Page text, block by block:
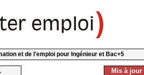
et de l'emploi pour Ingénieur et Bac+5
Mis à jour